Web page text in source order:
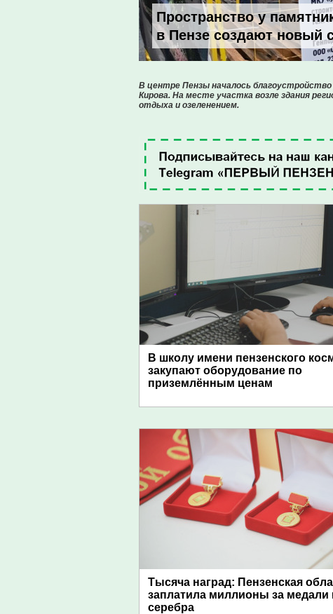
Пространство у
в Пензе создают новый
В центре Пензы началось
Кирова. На месте участка возле здания
отдыха и озеленением.
В школу имени пензенского
закупают оборудование по
приземлённым ценам
Тысяча наград: Пензенская
заплатила миллионы за медали
серебра